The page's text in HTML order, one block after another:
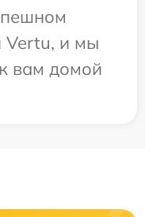
Vertu, и мы
вам домой